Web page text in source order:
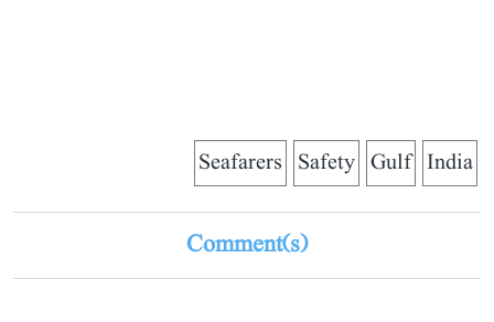
India
Gulf
Safety
Seafarers
Comment(s)